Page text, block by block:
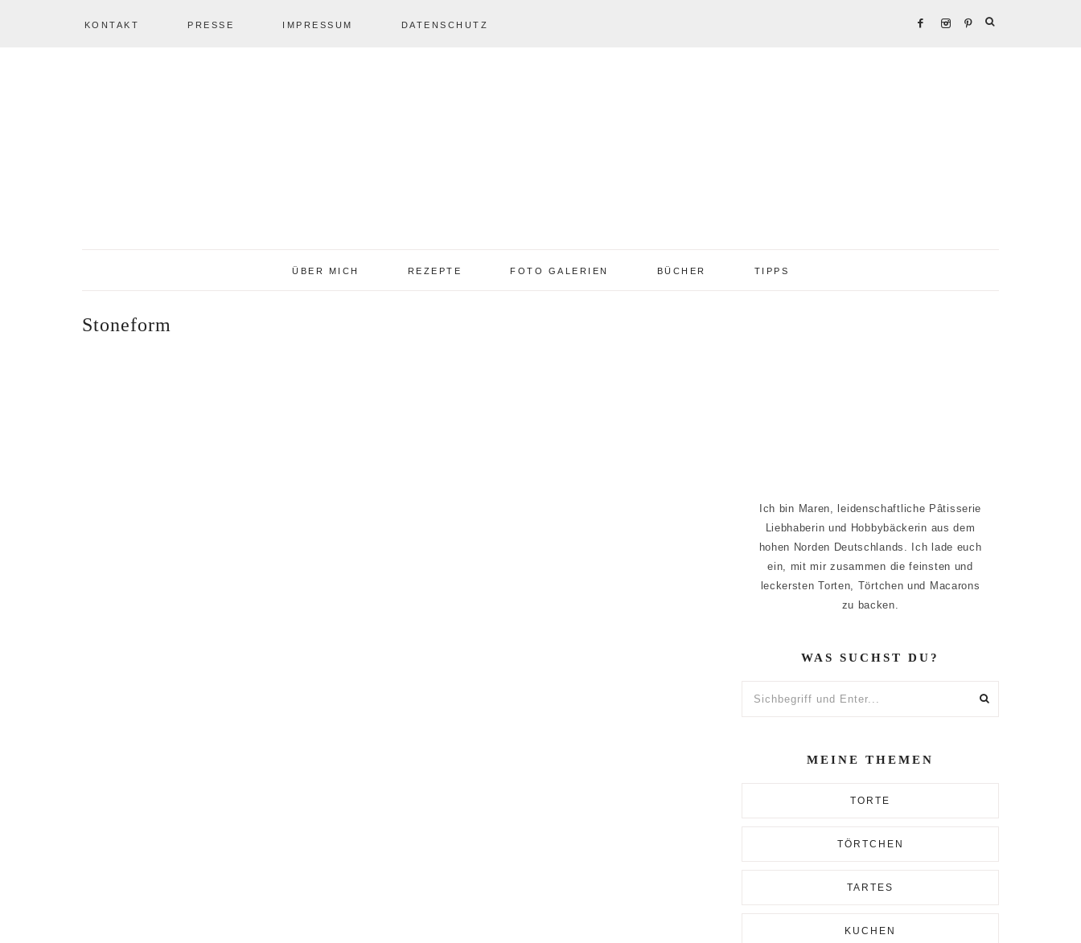
KONTAKT PRESSE IMPRESSUM DATENSCHUTZ
ÜBER MICH REZEPTE FOTO GALERIEN BÜCHER TIPPS
Stoneform
Ich bin Maren, leidenschaftliche Pâtisserie
Liebhaberin und Hobbybäckerin aus dem
hohen Norden Deutschlands. Ich lade euch
ein, mit mir zusammen die feinsten und
leckersten Torten, Törtchen und Macarons
zu backen.
WAS SUCHST DU?
MEINE THEMEN
TORTE
TÖRTCHEN
TARTES
KUCHEN